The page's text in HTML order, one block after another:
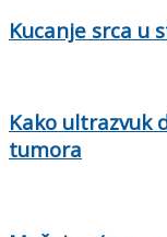
Kucanje srca u
Kako ultrazvuk
tumora